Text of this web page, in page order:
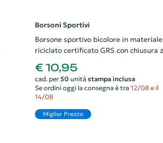
Borsoni Sportivi
Borsone sportivo bicolore in materiale
riciclato certificato GRS con chiusura zip
€ 10,95
cad. per 50unità stampa inclusa
Se ordini oggi la consegna è tra 12/08 e il
14/08
Miglior Prezzo